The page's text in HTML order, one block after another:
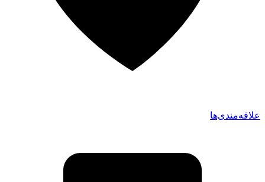
علاقه‌مندی‌ها